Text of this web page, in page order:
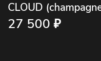
CLOUD
27 500 ₽